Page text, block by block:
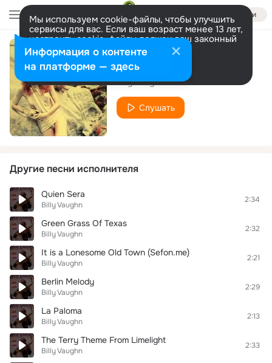
Войти
Мы используем cookie-файлы, чтобы улучшить
сервисы для вас. Если ваш возраст менее 13 лет,
настроить cookie-файлы должен ваш законный
представитель. Больше информации
Разрешить все Настроить
Soulful Strut
Billy Vaughn
Слушать
Другие песни исполнителя
Quien Sera
Billy Vaughn
2:34
Green Grass Of Texas
Billy Vaughn
2:32
It is a Lonesome Old Town (Sefon.me)
Billy Vaughn
2:21
Berlin Melody
Billy Vaughn
2:29
La Paloma
Billy Vaughn
2:13
The Terry Theme From Limelight
Billy Vaughn
2:33
Информация о контенте
на платформе — здесь